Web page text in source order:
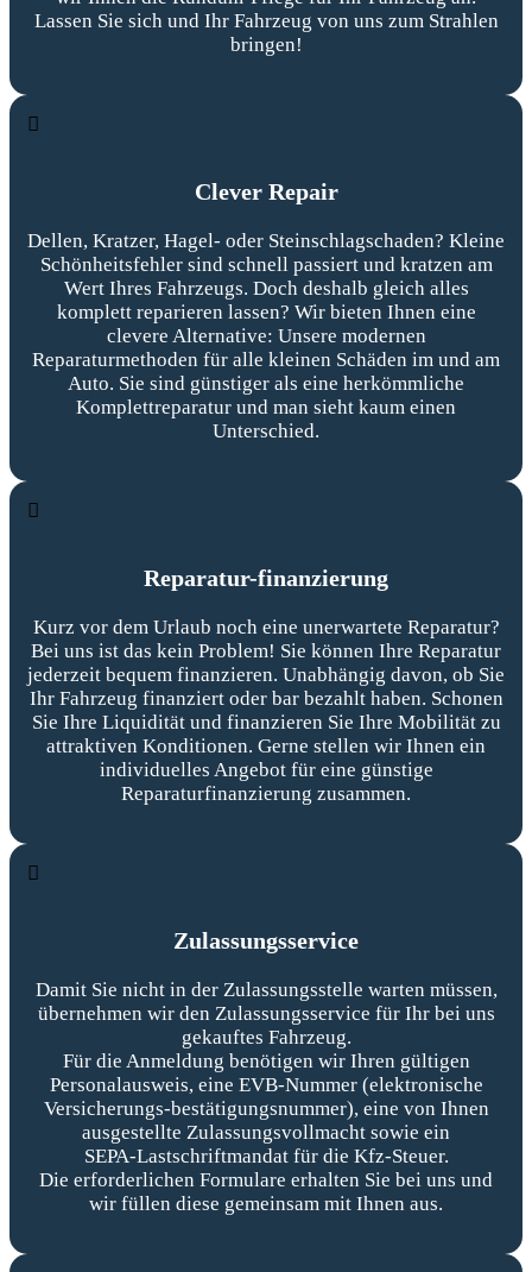
Lassen Sie sich und Ihr Fahrzeug von uns zum Strahlen
bringen!
Clever Repair
Dellen, Kratzer, Hagel- oder Steinschlagschaden? Kleine
Schönheitsfehler sind schnell passiert und kratzen am
Wert Ihres Fahrzeugs. Doch deshalb gleich alles
komplett reparieren lassen? Wir bieten Ihnen eine
clevere Alternative: Unsere modernen
Reparaturmethoden für alle kleinen Schäden im und am
Auto. Sie sind günstiger als eine herkömmliche
Komplettreparatur und man sieht kaum einen
Unterschied.
Reparatur-finanzierung
Kurz vor dem Urlaub noch eine unerwartete Reparatur?
Bei uns ist das kein Problem! Sie können Ihre Reparatur
jederzeit bequem finanzieren. Unabhängig davon, ob Sie
Ihr Fahrzeug finanziert oder bar bezahlt haben. Schonen
Sie Ihre Liquidität und finanzieren Sie Ihre Mobilität zu
attraktiven Konditionen. Gerne stellen wir Ihnen ein
individuelles Angebot für eine günstige
Reparaturfinanzierung zusammen.
Zulassungsservice
Damit Sie nicht in der Zulassungsstelle warten müssen,
übernehmen wir den Zulassungsservice für Ihr bei uns
gekauftes Fahrzeug.
Für die Anmeldung benötigen wir Ihren gültigen
Personalausweis, eine EVB‑Nummer (elektronische
Versicherungs-bestätigungsnummer), eine von Ihnen
ausgestellte Zulassungsvollmacht sowie ein
SEPA‑Lastschriftmandat für die Kfz‑Steuer.
Die erforderlichen Formulare erhalten Sie bei uns und
wir füllen diese gemeinsam mit Ihnen aus.